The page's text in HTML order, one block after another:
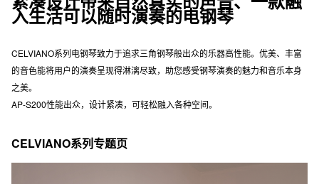
入生活可以随时演奏的电钢琴
CELVIANO系列电钢琴致力于追求三角钢琴般出众的乐器高性能。优美、丰富
的音色能将用户的演奏呈现得淋漓尽致，助您感受钢琴演奏的魅力和音乐本身
之美。
AP-S200性能出众，设计紧凑，可轻松融入各种空间。
CELVIANO系列专题页